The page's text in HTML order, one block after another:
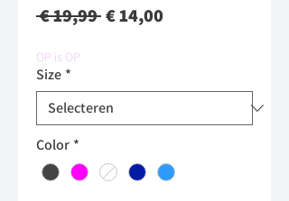
€ 19,99 Normale
€ 14,00
OP is OP
Size *
Color *